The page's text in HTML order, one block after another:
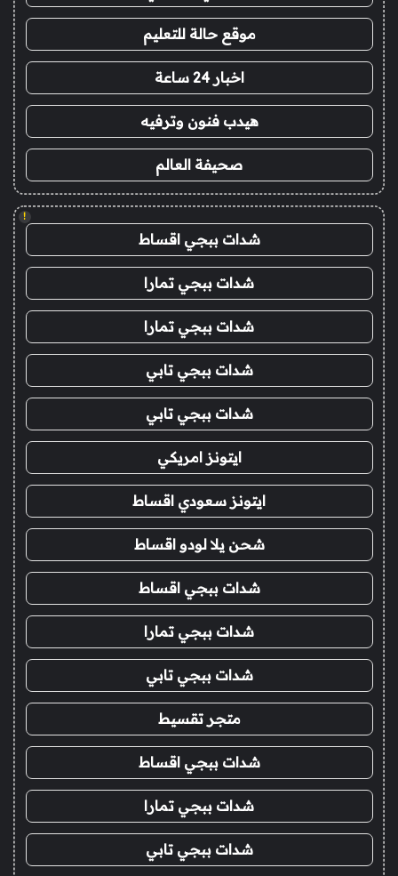
موقع حالة للتعليم
اخبار 24 ساعة
هيدب فنون وترفيه
صحيفة العالم
!
شدات ببجي اقساط
شدات ببجي تمارا
شدات ببجي تمارا
شدات ببجي تابي
شدات ببجي تابي
ايتونز امريكي
ايتونز سعودي اقساط
شحن يلا لودو اقساط
شدات ببجي اقساط
شدات ببجي تمارا
شدات ببجي تابي
متجر تقسيط
شدات ببجي اقساط
شدات ببجي تمارا
شدات ببجي تابي